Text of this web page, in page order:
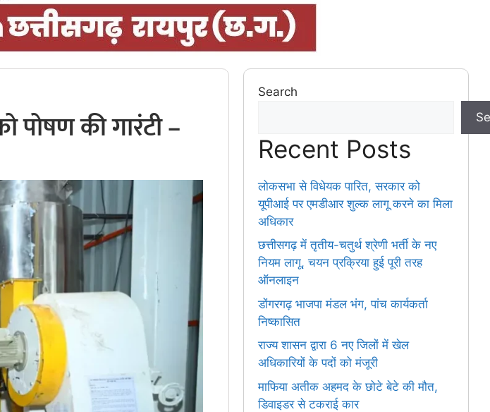
पोषण की गारंटी –
Search
Recent Posts
लोकसभा से विधेयक पारित, सरकार को
यूपीआई पर एमडीआर शुल्क लागू करने का मिला
अधिकार
छत्तीसगढ़ में तृतीय-चतुर्थ श्रेणी भर्ती के नए
नियम लागू, चयन प्रक्रिया हुई पूरी तरह
ऑनलाइन
डोंगरगढ़ भाजपा मंडल भंग, पांच कार्यकर्ता
निष्कासित
राज्य शासन द्वारा 6 नए जिलों में खेल
अधिकारियों के पदों को मंजूरी
माफिया अतीक अहमद के छोटे बेटे की मौत,
डिवाइडर से टकराई कार